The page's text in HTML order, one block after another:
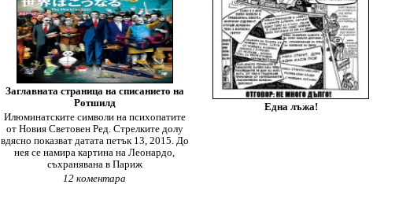
Заглавната страница на списанието на
Ротшилд
Илюминатските символи на психопатите
от Новия Световен Ред. Стрелките долу
вдясно показват датата петък 13, 2015. До
нея се намира картина на Леонардо,
съхранявана в Париж
12 коментара
Една лъжа!